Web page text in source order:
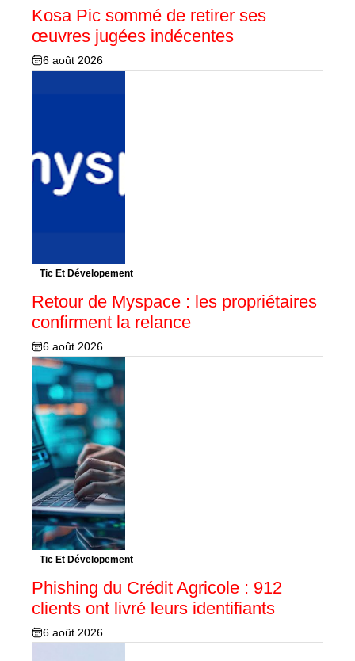
Kosa Pic sommé de retirer ses
œuvres jugées indécentes
6 août 2026
Tic Et Dévelopement
Retour de Myspace : les propriétaires
confirment la relance
6 août 2026
Tic Et Dévelopement
Phishing du Crédit Agricole : 912
clients ont livré leurs identifiants
6 août 2026